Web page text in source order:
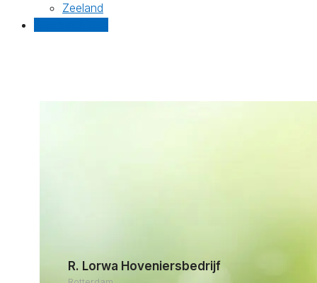
Zeeland
R. Lorwa Hoveniersbedrijf